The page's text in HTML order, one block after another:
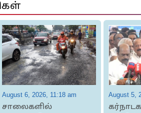
August 6, 2026, 11:18 am
சாலைகளில்
August 5,